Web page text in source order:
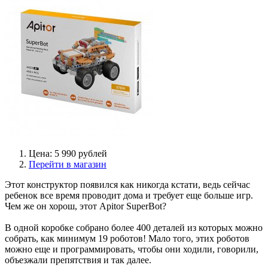
Цена: 5 990 рублей
Перейти в магазин
Этот конструктор появился как никогда кстати, ведь сейчас
ребенок все время проводит дома и требует еще больше игр.
Чем же он хорош, этот Apitor SuperBot?
В одной коробке собрано более 400 деталей из которых можно
собрать, как минимум 19 роботов! Мало того, этих роботов
можно еще и программировать, чтобы они ходили, говорили,
объезжали препятствия и так далее.